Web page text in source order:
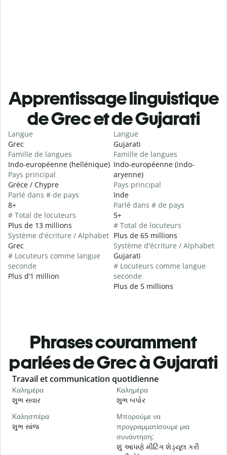
Apprentissage linguistique
de Grec et de Gujarati
Langue
Grec
Famille de langues
Indo-européenne (hellénique)
Pays principal
Grèce / Chypre
Parlé dans # de pays
8+
# Total de locuteurs
Plus de 13 millions
Système d'écriture / Alphabet
Grec
# Locuteurs comme langue
seconde
Plus d’1 million
Langue
Gujarati
Famille de langues
Indo-européenne (indo-
aryenne)
Pays principal
Inde
Parlé dans # de pays
5+
# Total de locuteurs
Plus de 65 millions
Système d'écriture / Alphabet
Gujarati
# Locuteurs comme langue
seconde
Plus de 5 millions
Phrases couramment
parlées de Grec à Gujarati
Slide 1 of 6
Travail et communication quotidienne
Καλημέρα
શુભ સવાર
Καλημέρα
શુભ બપોર
Καλησπέρα
શુભ સાંજ
Μπορούμε να
προγραμματίσουμε μια
συνάντηση;
શું આપણે મીટિંગ શેડ્યૂલ કરી